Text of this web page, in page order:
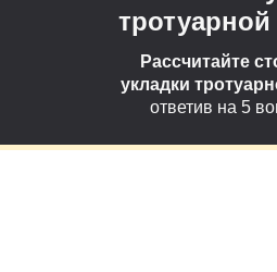
Рассчитайте
укладки
ответив на 5
тротуарной